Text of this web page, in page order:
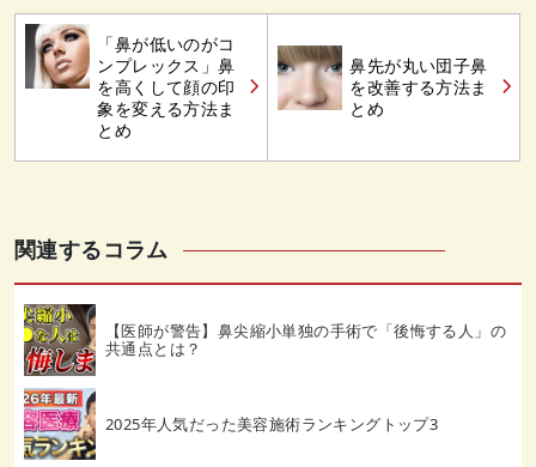
「鼻が低いのがコ
ンプレックス」鼻
を高くして顔の印
象を変える方法ま
とめ
鼻先が丸い団子鼻
を改善する方法ま
とめ
関連するコラム
【医師が警告】鼻尖縮小単独の手術で「後悔する人」の
共通点とは？
2025年人気だった美容施術ランキングトップ3